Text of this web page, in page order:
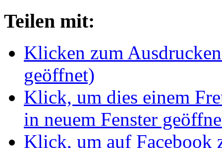
Teilen mit:
Klicken zum
geöffnet)
Klick, um dies einem
in neuem Fenster
Klick, um auf Facebook